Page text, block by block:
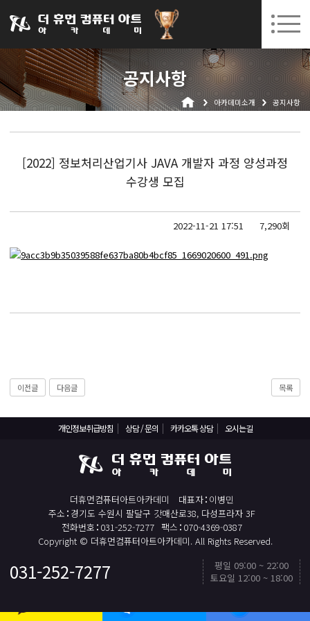
031-252-7277 수원캠퍼스 개강 08. 12.(수)
회원가입 고객센터
공지사항
아카데미소개 공지사항
[2022] 정보처리산업기사 JAVA 개발자 과정 양성과정
수강생 모집
2022-11-21 17:51 7,290회
이전글 다음글 목록
개인정보취급방침 상담 / 문의 카카오톡 상담 오시는길
더휴먼컴퓨터아트아카데미 대표자 이병민
주소 경기도 수원시 팔달구 갓매산로38, 다성프라자 3F
전화번호 031-252-7277 팩스 070-4369-0387
Copyright © 더휴먼컴퓨터아트아카데미. All Rights Reserved.
031-252-7277
평일 09:00 ~ 22:00
토요일 12:00 ~ 18:00
TOP
아카데미소개
인사말
시설안내
실업자
React, Veu 프레임워크 기반 프론트엔드 개발 양성 지원
자바(Java)기반 JSP/스프링 웹개발자(정보처리산업기사)(과정평가형)
디지털컨버전스 자바(JAVA)개발자(전자정부 프레임워크/SPRING)
전산세무회계 자격취득과정[전산회계1급/전산세무2급/FAT1급/TAT2급]
전기기능사(필기+실기) 자격증 취득과정
재직자/일반
포토샵 자격증 취득과정(GTQ1급)